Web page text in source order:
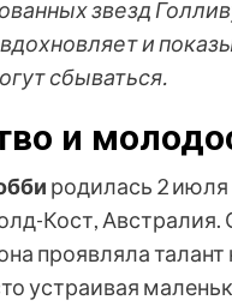
звезд
и
сбываться.
и
родилась 2 июля
Кост, Австралия.
проявляла талант
устраивая